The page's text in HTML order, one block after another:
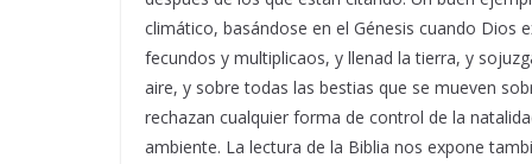
climático, basándose en el Génesis cuando Dios
fecundos y multiplicaos, y llenad la tierra, y
aire, y sobre todas las bestias que se mueven
rechazan cualquier forma de control de la
ambiente. La lectura de la Biblia nos expone